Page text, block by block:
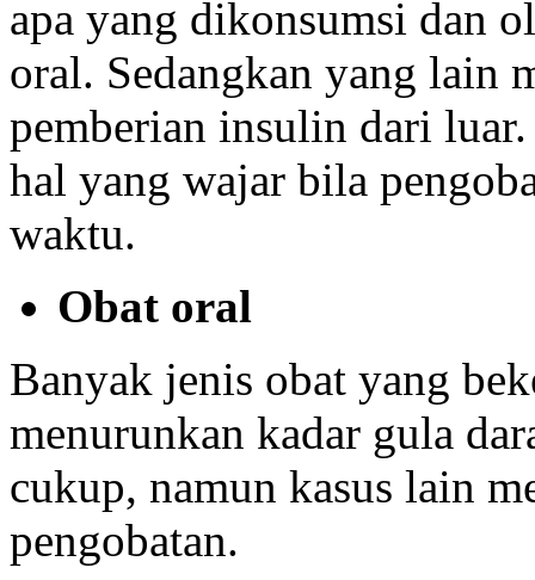
apa yang dikonsumsi dan
oral. Sedangkan yang lain
pemberian insulin dari
hal yang wajar bila
waktu.
Obat oral
Banyak jenis obat yang
menurunkan kadar gula
cukup, namun kasus lain
pengobatan.